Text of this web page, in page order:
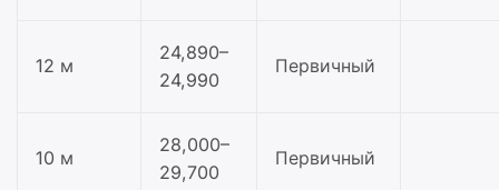
12 м
24,890–
24,990
Первичный
10 м
28,000–
29,700
Первичный